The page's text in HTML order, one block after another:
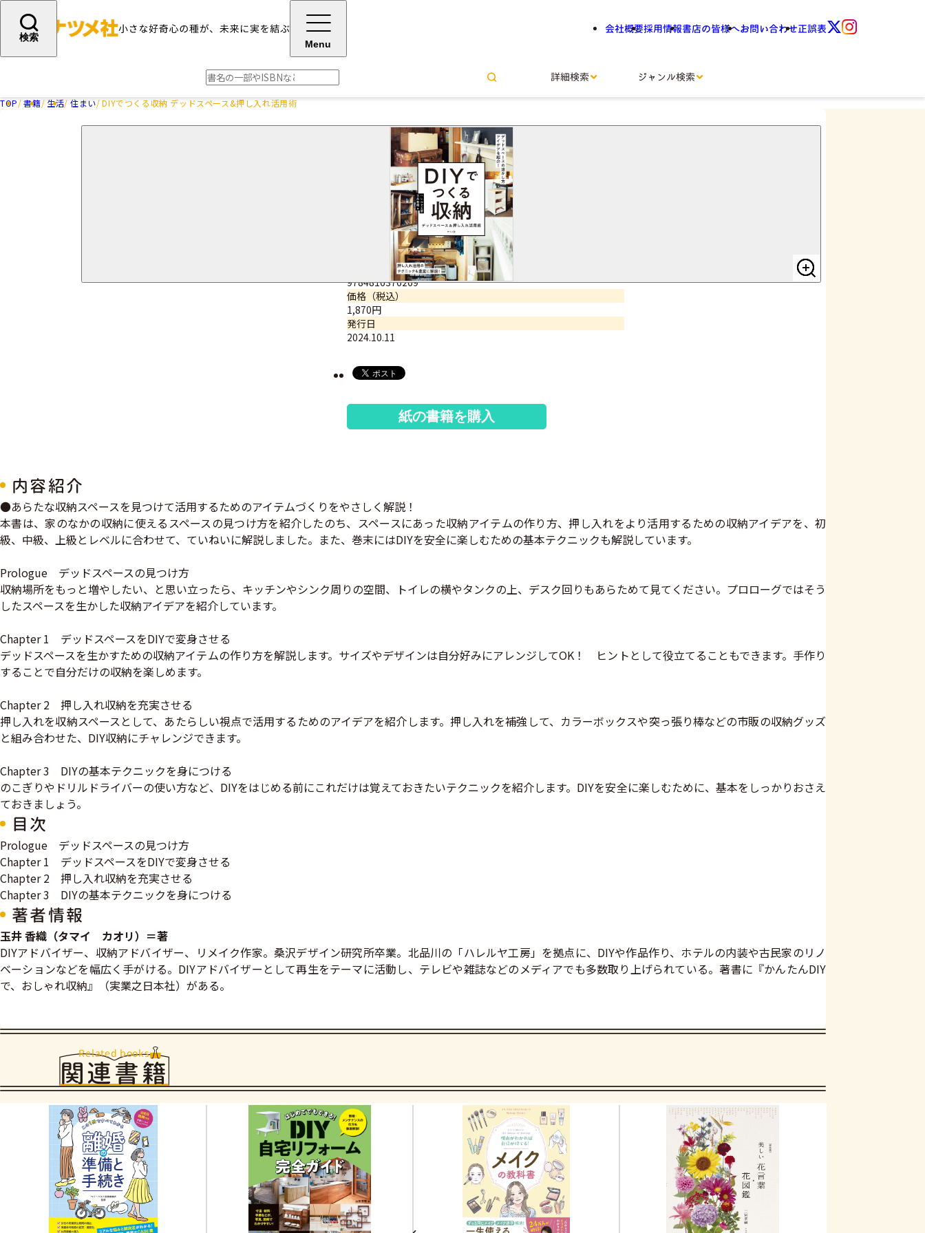
会社概要採用情報書店の皆様へお問い合わせ正誤表
検索
Menu
詳細検索 ジャンル検索
TOP 書籍 生活 住まい DIYでつくる収納 デッドスペース&押し入れ活用術
DIYでつくる収納
デッドスペース&押し入れ活用術
玉井 香織＝著
サイズ・ページ数
B5変型判・160ページ
ISBNコード
9784816376269
価格（税込）
1,870円
発行日
2024.10.11
紙の書籍を購入
内容紹介
●あらたな収納スペースを見つけて活用するためのアイテムづくりをやさしく解説！
本書は、家のなかの収納に使えるスペースの見つけ方を紹介したのち、スペースにあった収納アイテムの作り方、押し入れをより活用するための収納アイデアを、初
級、中級、上級とレベルに合わせて、ていねいに解説しました。また、巻末にはDIYを安全に楽しむための基本テクニックも解説しています。
Prologue デッドスペースの見つけ方
収納場所をもっと増やしたい、と思い立ったら、キッチンやシンク周りの空間、トイレの横やタンクの上、デスク回りもあらためて見てください。プロローグではそう
したスペースを生かした収納アイデアを紹介しています。
Chapter 1 デッドスペースをDIYで変身させる
デッドスペースを生かすための収納アイテムの作り方を解説します。サイズやデザインは自分好みにアレンジしてOK！ ヒントとして役立てることもできます。手作り
することで自分だけの収納を楽しめます。
Chapter 2 押し入れ収納を充実させる
押し入れを収納スペースとして、あたらしい視点で活用するためのアイデアを紹介します。押し入れを補強して、カラーボックスや突っ張り棒などの市販の収納グッズ
と組み合わせた、DIY収納にチャレンジできます。
Chapter 3 DIYの基本テクニックを身につける
のこぎりやドリルドライバーの使い方など、DIYをはじめる前にこれだけは覚えておきたいテクニックを紹介します。DIYを安全に楽しむために、基本をしっかりおさえ
ておきましょう。
目次
Prologue デッドスペースの見つけ方
Chapter 1 デッドスペースをDIYで変身させる
Chapter 2 押し入れ収納を充実させる
Chapter 3 DIYの基本テクニックを身につける
著者情報
玉井 香織（タマイ カオリ）＝著
DIYアドバイザー、収納アドバイザー、リメイク作家。桑沢デザイン研究所卒業。北品川の「ハレルヤ工房」を拠点に、DIYや作品作り、ホテルの内装や古民家のリノ
ベーションなどを幅広く手がける。DIYアドバイザーとして再生をテーマに活動し、テレビや雑誌などのメディアでも多数取り上げられている。著書に『かんたんDIY
で、おしゃれ収納』（実業之日本社）がある。
Related books
関連書籍